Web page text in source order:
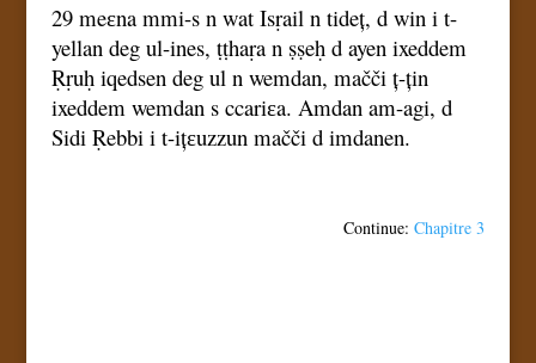
29 meɛna mmi-s n wat Isṛail n tideț, d win i t-
yellan deg ul-ines, ṭṭhaṛa n ṣṣeḥ d ayen ixeddem
Ṛṛuḥ iqedsen deg ul n wemdan, mačči ț-țin
ixeddem wemdan s ccariɛa. Amdan am-agi, d
Sidi Ṛebbi i t-ițɛuzzun mačči d imdanen.
Continue:Chapitre 3